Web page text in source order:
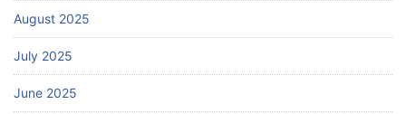
August 2025
July 2025
June 2025